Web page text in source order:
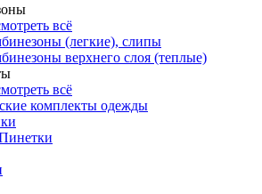
всё
(легкие), слипы
верхнего слоя (теплые)
всё
комплекты одежды